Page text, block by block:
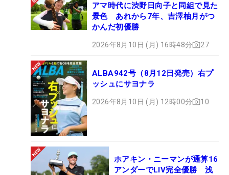
アマ時代に渋野日向子と同組で見た
景色 あれから7年、吉澤柚月がつ
かんだ初優勝
2026年8月10日 (月) 16時48分 27
ALBA942号（8月12日発売）右プ
ッシュにサヨナラ
2026年8月10日 (月) 12時00分 10
ホアキン・ニーマンが通算16
アンダーでLIV完全優勝 浅